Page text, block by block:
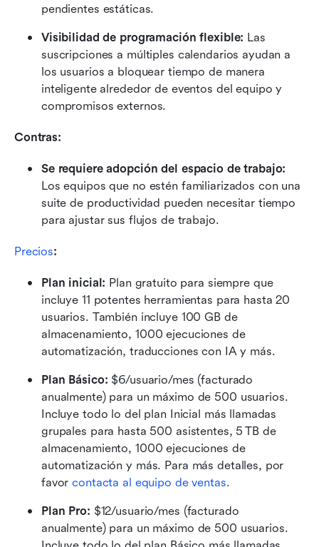
pendientes estáticas.
Visibilidad de programación flexible: Las
suscripciones a múltiples calendarios ayudan a
los usuarios a bloquear tiempo de manera
inteligente alrededor de eventos del equipo y
compromisos externos.
Contras:
Se requiere adopción del espacio de trabajo:
Los equipos que no estén familiarizados con una
suite de productividad pueden necesitar tiempo
para ajustar sus flujos de trabajo.
Precios:
Plan inicial: Plan gratuito para siempre que
incluye 11 potentes herramientas para hasta 20
usuarios. También incluye 100 GB de
almacenamiento, 1000 ejecuciones de
automatización, traducciones con IA y más.
Plan Básico: $6/usuario/mes (facturado
anualmente) para un máximo de 500 usuarios.
Incluye todo lo del plan Inicial más llamadas
grupales para hasta 500 asistentes, 5 TB de
almacenamiento, 1000 ejecuciones de
automatización y más. Para más detalles, por
favor contacta al equipo de ventas.
Plan Pro: $12/usuario/mes (facturado
anualmente) para un máximo de 500 usuarios.